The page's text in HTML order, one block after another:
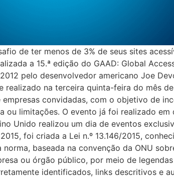
de ter menos de 3% de seus sites
a 15.ª edição do GAAD: Global
pelo desenvolvedor americano Joe
realizado na terceira quinta-feira do mês
convidadas, com o objetivo de
limitações. O evento já foi realizado
Unido realizou um dia de eventos
foi criada a Lei n.º 13.146/2015,
baseada na convenção da ONU
ou órgão público, por meio de
identificados, links descritivos e